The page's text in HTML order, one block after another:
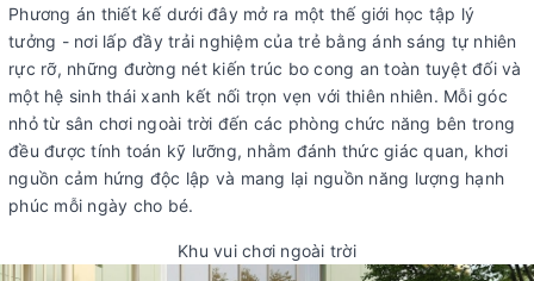
Phương án thiết kế dưới đây mở ra một thế giới học tập lý
tưởng - nơi lấp đầy trải nghiệm của trẻ bằng ánh sáng tự nhiên
rực rỡ, những đường nét kiến trúc bo cong an toàn tuyệt đối và
một hệ sinh thái xanh kết nối trọn vẹn với thiên nhiên. Mỗi góc
nhỏ từ sân chơi ngoài trời đến các phòng chức năng bên trong
đều được tính toán kỹ lưỡng, nhằm đánh thức giác quan, khơi
nguồn cảm hứng độc lập và mang lại nguồn năng lượng hạnh
phúc mỗi ngày cho bé.
Khu vui chơi ngoài trời